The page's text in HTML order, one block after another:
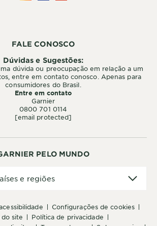
PELO MUNDO
configurações de cookies
do site
política de privacidade
e regiões
FALE CONOSCO
Dúvidas e Sugestões:
dúvida ou preocupação em relação a um
entre em contato conosco. Apenas para
consumidores do Brasil.
Entre em contato
Garnier
0800 701 0114
[email protected]